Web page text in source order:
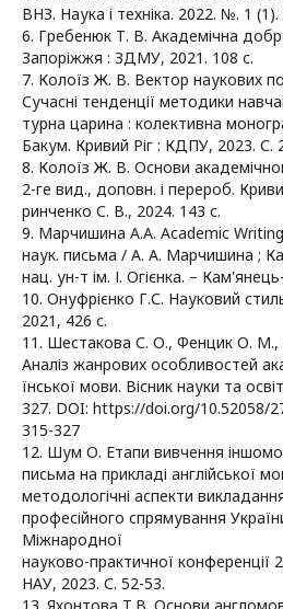
ВНЗ. Наука і техніка. 2022. №. 1
6. Гребенюк Т. В. Академічна
Запоріжжя : ЗДМУ, 2021. 108 с.
7. Колоїз Ж. В. Вектор наукових
Сучасні тенденції методики
турна царина : колективна
Бакум. Кривий Ріг : КДПУ, 2023. С.
8. Колоїз Ж. В. Основи
2-ге вид., доповн. і перероб.
ринченко С. В., 2024. 143 с.
9. Марчишина А.А. Academic
наук. письма / А. А. Марчишина ;
нац. ун-т ім. І. Огієнка. –
10. Онуфрієнко Г.С. Науковий
2021, 426 с.
11. Шестакова С. О., Фенцик О. М.,
Аналіз жанрових особливостей
їнської мови. Вісник науки та
327. DOI: https://doi.org/10.52058/
315-327
12. Шум О. Етапи вивчення
письма на прикладі англійської
методологічні аспекти
професійного спрямування
Міжнародної
науково-практичної конференції
НАУ, 2023. С. 52-53.
13. Яхонтова Т.В. Основи